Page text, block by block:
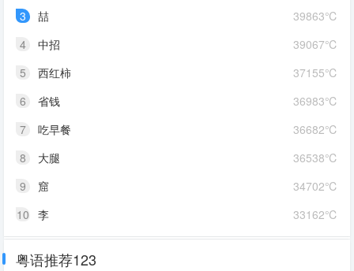
39863℃
3
喆
39067℃
4
中招
37155℃
5
西红柿
36983℃
6
省钱
36682℃
7
吃早餐
36538℃
8
大腿
34702℃
9
窟
33162℃
10 李
粤语推荐123